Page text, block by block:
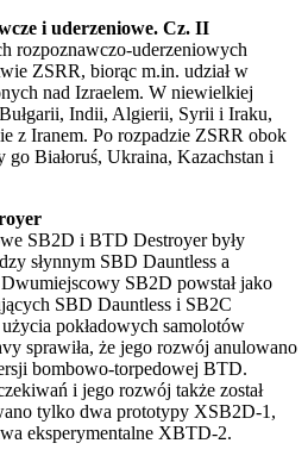
i uderzeniowe. Cz. II
rozpoznawczo-uderzeniowych
ZSRR, biorąc m.in. udział w
nad Izraelem. W niewielkiej
Bułgarii, Indii, Algierii, Syrii i Iraku,
z Iranem. Po rozpadzie ZSRR obok
go Białoruś, Ukraina, Kazachstan i
SB2D i BTD Destroyer były
słynnym SBD Dauntless a
SB2D powstał jako
SBD Dauntless i SB2C
pokładowych samolotów
sprawiła, że jego rozwój anulowano
bombowo-torpedowej BTD.
i jego rozwój także został
tylko dwa prototypy XSB2D-1,
eksperymentalne XBTD-2.